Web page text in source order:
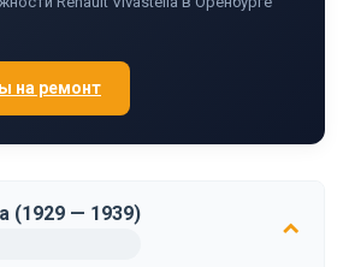
на ремонт
(1929 — 1939)